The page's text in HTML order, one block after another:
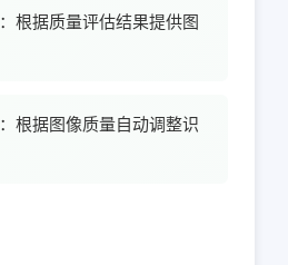
：根据质量评估结果提供图
：根据图像质量自动调整识